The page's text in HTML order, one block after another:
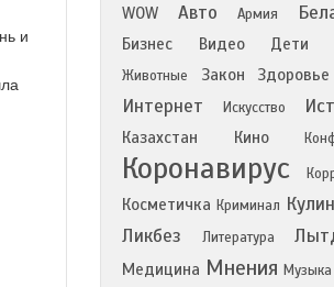
и
WOW Авто Армия
Бизнес Видео Дети
Животные
Закон Здоровье
Интернет Искусство
Казахстан Кино
Коронавирус
Косметичка Криминал
Ликбез
Литература
Медицина Мнения Музыка